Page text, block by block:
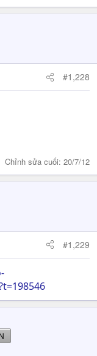
#1,228
Chỉnh sửa cuối: 20/7/12
#1,229